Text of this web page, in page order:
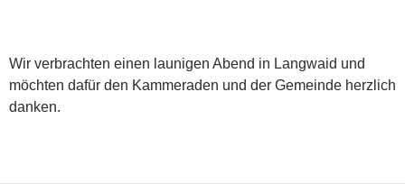
Wir verbrachten einen launigen Abend in Langwaid und
möchten dafür den Kammeraden und der Gemeinde herzlich
danken.